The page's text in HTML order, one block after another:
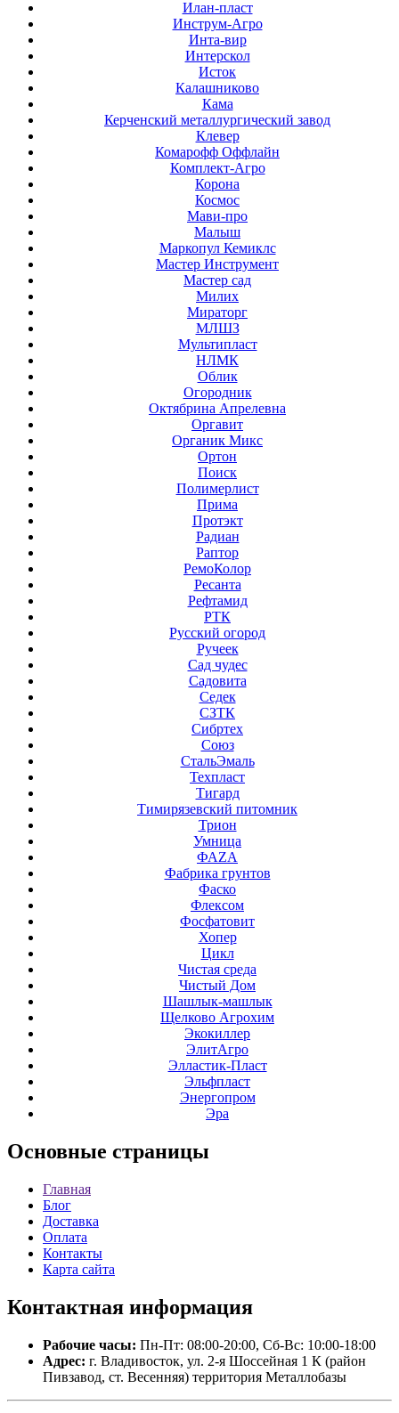
Илан-пласт
Инструм-Агро
Инта-вир
Интерскол
Исток
Калашниково
Кама
Керченский металлургический завод
Клевер
Комарофф Оффлайн
Комплект-Агро
Корона
Космос
Мави-про
Малыш
Маркопул Кемиклс
Мастер Инструмент
Мастер сад
Милих
Мираторг
МЛШЗ
Мультипласт
НЛМК
Облик
Огородник
Октябрина Апрелевна
Оргавит
Органик Микс
Ортон
Поиск
Полимерлист
Прима
Протэкт
Радиан
Раптор
РемоКолор
Ресанта
Рефтамид
РТК
Русский огород
Ручеек
Сад чудес
Садовита
Седек
СЗТК
Сибртех
Союз
СтальЭмаль
Техпласт
Тигард
Тимирязевский питомник
Трион
Умница
ФАZА
Фабрика грунтов
Фаско
Флексом
Фосфатовит
Хопер
Цикл
Чистая среда
Чистый Дом
Шашлык-машлык
Щелково Агрохим
Экокиллер
ЭлитАгро
Элластик-Пласт
Эльфпласт
Энергопром
Эра
Основные страницы
Главная
Блог
Доставка
Оплата
Контакты
Карта сайта
Контактная информация
Рабочие часы: Пн-Пт: 08:00-20:00, Сб-Вс: 10:00-18:00
Адрес: г. Владивосток, ул. 2-я Шоссейная 1 К (район
Пивзавод, ст. Весенняя) территория Металлобазы